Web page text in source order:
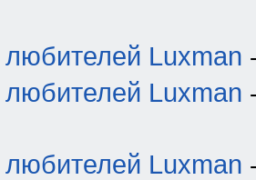
Luxman
Luxman
Luxman